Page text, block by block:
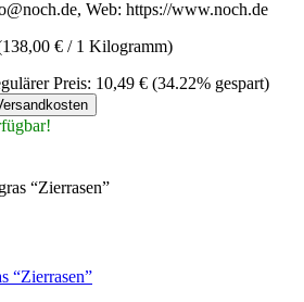
Web: https://www.noch.de
€ / 1 Kilogramm)
Preis: 10,49 € (34.22% gespart)
“Zierrasen”